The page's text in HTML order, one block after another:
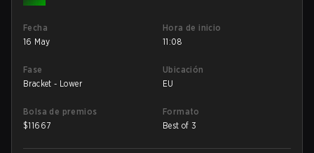
Fecha
16 May
Hora de inicio
11:08
Fase
Bracket - Lower
Ubicación
EU
Bolsa de premios
$11667
Formato
Best of 3